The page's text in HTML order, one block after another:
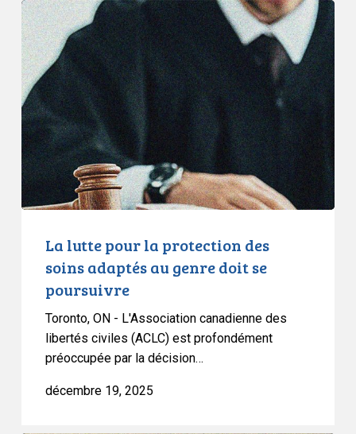
La
lutte
pour
la
protection
des
soins
adaptés
au
genre
La lutte pour la protection des
soins adaptés au genre doit se
poursuivre
Toronto, ON - L'Association canadienne des
libertés civiles (ACLC) est profondément
préoccupée par la décision…
décembre 19, 2025